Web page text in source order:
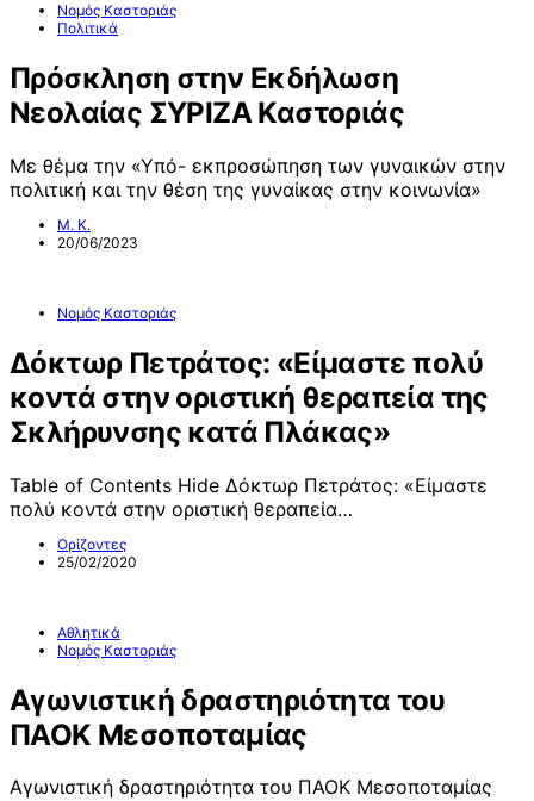
Νομός Καστοριάς
Πολιτικά
Πρόσκληση στην Εκδήλωση
Νεολαίας ΣΥΡΙΖΑ Καστοριάς
Με θέμα την «Υπό- εκπροσώπηση των γυναικών στην
πολιτική και την θέση της γυναίκας στην κοινωνία»
Μ. Κ.
20/06/2023
Νομός Καστοριάς
Δόκτωρ Πετράτος: «Είμαστε πολύ
κοντά στην οριστική θεραπεία της
Σκλήρυνσης κατά Πλάκας»
Table of Contents Hide Δόκτωρ Πετράτος: «Είμαστε
πολύ κοντά στην οριστική θεραπεία…
Ορίζοντες
25/02/2020
Αθλητικά
Νομός Καστοριάς
Αγωνιστική δραστηριότητα του
ΠΑΟΚ Μεσοποταμίας
Αγωνιστική δραστηριότητα του ΠΑΟΚ Μεσοποταμίας